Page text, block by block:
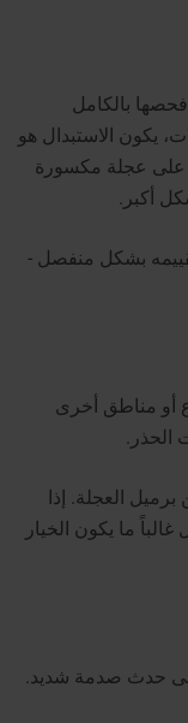
بالكامل
يكون الاستبدال هو
على عجلة مكسورة
أكبر.
بشكل منفصل -
أو مناطق أخرى
العجلة. إذا
ما يكون الخيار
إلى حدث صدمة شديد.